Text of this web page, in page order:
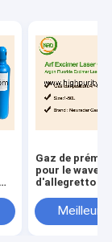
Gaz de
pour le
d'allegretto
marché de
Meilleur